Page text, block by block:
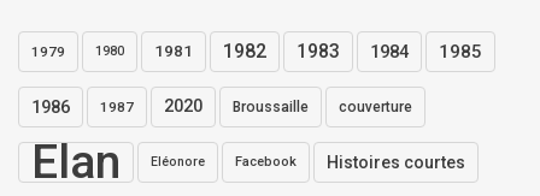
1979 1980 1981 1982 1983 1984 1985
1986 1987 2020 Broussaille couverture
Elan Eléonore Facebook Histoires courtes